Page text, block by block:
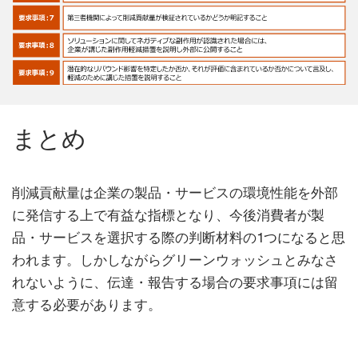
まとめ
削減貢献量は企業の製品・サービスの環境性能を外部
に発信する上で有益な指標となり、今後消費者が製
品・サービスを選択する際の判断材料の1つになると思
われます。しかしながらグリーンウォッシュとみなさ
れないように、伝達・報告する場合の要求事項には留
意する必要があります。